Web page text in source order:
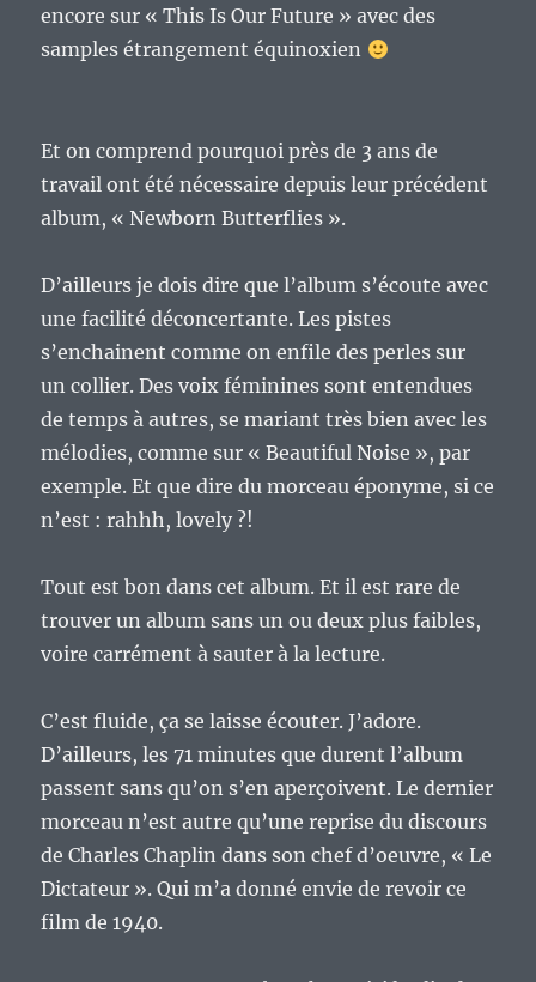
encore sur « This Is Our Future » avec des
samples étrangement équinoxien
Et on comprend pourquoi près de 3 ans de
travail ont été nécessaire depuis leur précédent
album, « Newborn Butterflies ».
D’ailleurs je dois dire que l’album s’écoute avec
une facilité déconcertante. Les pistes
s’enchainent comme on enfile des perles sur
un collier. Des voix féminines sont entendues
de temps à autres, se mariant très bien avec les
mélodies, comme sur « Beautiful Noise », par
exemple. Et que dire du morceau éponyme, si ce
n’est : rahhh, lovely ?!
Tout est bon dans cet album. Et il est rare de
trouver un album sans un ou deux plus faibles,
voire carrément à sauter à la lecture.
C’est fluide, ça se laisse écouter. J’adore.
D’ailleurs, les 71 minutes que durent l’album
passent sans qu’on s’en aperçoivent. Le dernier
morceau n’est autre qu’une reprise du discours
de Charles Chaplin dans son chef d’oeuvre, « Le
Dictateur ». Qui m’a donné envie de revoir ce
film de 1940.